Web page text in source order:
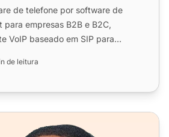
de telefone por software de
empresas B2B e B2C,
VoIP baseado em SIP para
de leitura
com muitos recursos